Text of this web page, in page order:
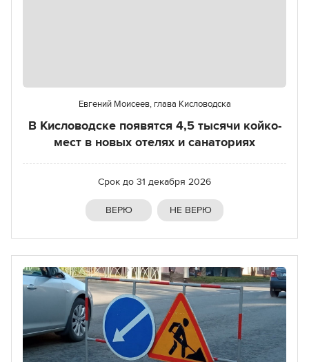
Евгений Моисеев, глава Кисловодска
В Кисловодске появятся 4,5 тысячи койко-
мест в новых отелях и санаториях
Срок до 31 декабря 2026
ВЕРЮ НЕ ВЕРЮ